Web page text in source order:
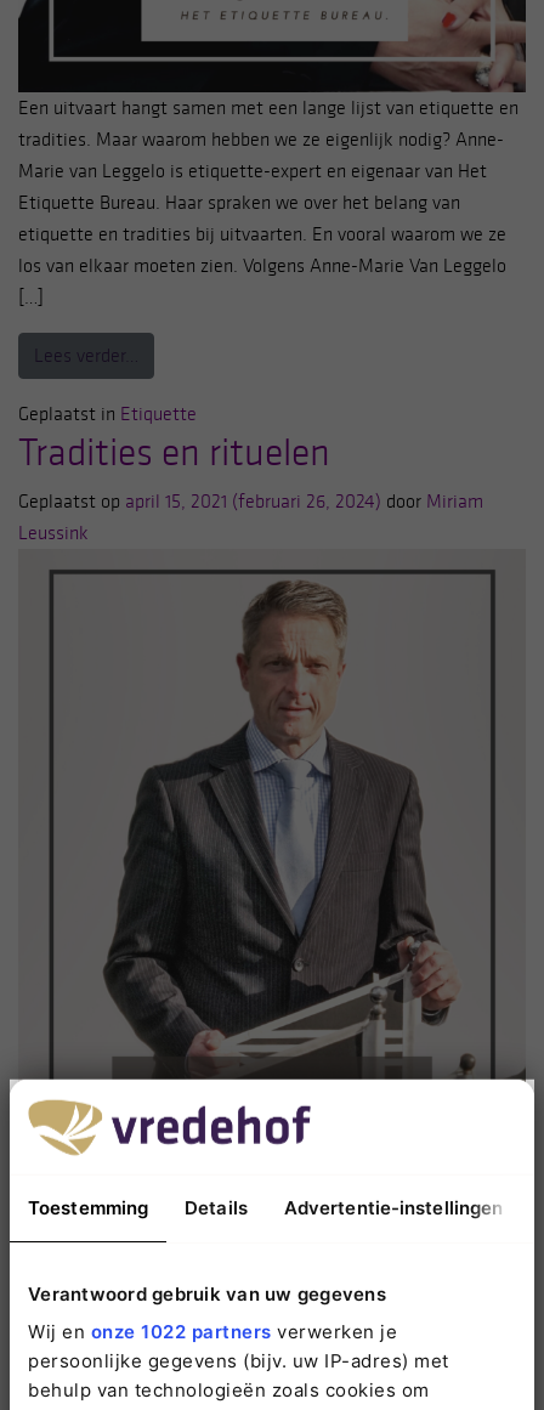
Toestemming Details Advertentie-instellingen
Verantwoord gebruik van uw gegevens
Wij en onze 1022 partners verwerken je
persoonlijke gegevens (bijv. uw IP-adres) met
behulp van technologieën zoals cookies om
Een uitvaart hangt samen met een lange lijst van etiquette en
tradities. Maar waarom hebben we ze eigenlijk nodig? Anne-
Marie van Leggelo is etiquette-expert en eigenaar van Het
Etiquette Bureau. Haar spraken we over het belang van
etiquette en tradities bij uitvaarten. En vooral waarom we ze
los van elkaar moeten zien. Volgens Anne-Marie Van Leggelo
[…]
Lees verder…
Geplaatst in Etiquette
Tradities en rituelen
Geplaatst op april 15, 2021 (februari 26, 2024) door Miriam
Leussink
Waar je afscheid van neemt, krijg je nooit meer terug. Wat rest
zijn herinneringen. Zo is het ook met tradities en rituelen in de
uitvaartbranche. Pedro Swier, algemeen directeur van Vredehof,